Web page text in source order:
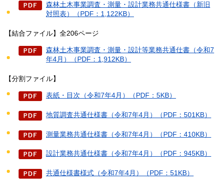
森林土木事業調査・測量・設計業務共通仕様書（新旧
対照表）（PDF：1,122KB）
【結合ファイル】全206ページ
森林土木事業調査・測量・設計等業務共通仕書（令和7
年4月）（PDF：1,912KB）
【分割ファイル】
表紙・目次（令和7年4月）（PDF：5KB）
地質調査共通仕様書（令和7年4月）（PDF：501KB）
測量業務共通仕様書（令和7年4月）（PDF：410KB）
設計業務共通仕様書（令和7年4月）（PDF：945KB）
共通仕様書様式（令和7年4月）（PDF：51KB）